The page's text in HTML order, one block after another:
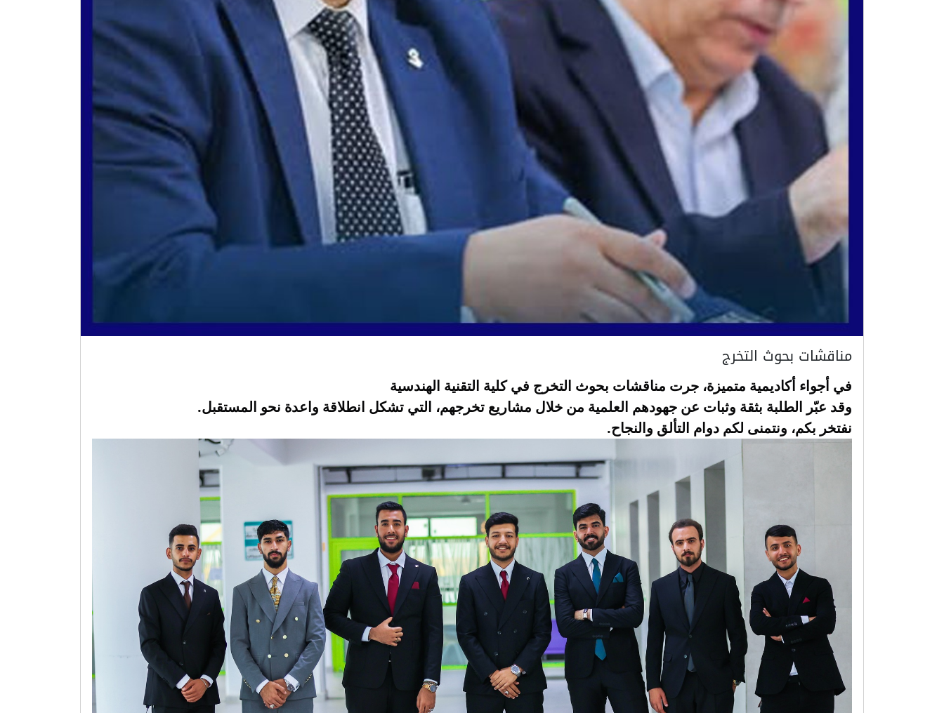
مناقشات بحوث التخرج
في أجواء أكاديمية متميزة، جرت مناقشات بحوث التخرج في كلية التقنية الهندسية
وقد عبّر الطلبة بثقة وثبات عن جهودهم العلمية من خلال مشاريع تخرجهم، التي تشكل انطلاقة واعدة نحو المستقبل.
نفتخر بكم، ونتمنى لكم دوام التألق والنجاح.